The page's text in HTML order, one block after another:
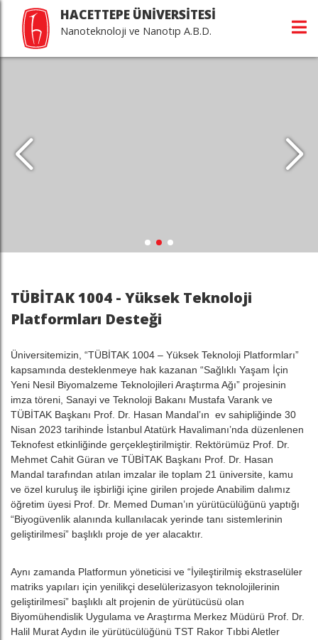
HACETTEPE ÜNİVERSİTESİ
Nanoteknoloji ve Nanotıp A.B.D.
TÜBİTAK 1004 - Yüksek Teknoloji
Platformları Desteği
Üniversitemizin, “TÜBİTAK 1004 – Yüksek Teknoloji Platformları”
kapsamında desteklenmeye hak kazanan “Sağlıklı Yaşam İçin
Yeni Nesil Biyomalzeme Teknolojileri Araştırma Ağı” projesinin
imza töreni, Sanayi ve Teknoloji Bakanı Mustafa Varank ve
TÜBİTAK Başkanı Prof. Dr. Hasan Mandal’ın ev sahipliğinde 30
Nisan 2023 tarihinde İstanbul Atatürk Havalimanı’nda düzenlenen
Teknofest etkinliğinde gerçekleştirilmiştir. Rektörümüz Prof. Dr.
Mehmet Cahit Güran ve TÜBİTAK Başkanı Prof. Dr. Hasan
Mandal tarafından atılan imzalar ile toplam 21 üniversite, kamu
ve özel kuruluş ile işbirliği içine girilen projede Anabilim dalımız
öğretim üyesi Prof. Dr. Memed Duman’ın yürütücülüğünü yaptığı
“Biyogüvenlik alanında kullanılacak yerinde tanı sistemlerinin
geliştirilmesi” başlıklı proje de yer alacaktır.
Aynı zamanda Platformun yöneticisi ve “İyileştirilmiş ekstraselüler
matriks yapıları için yenilikçi deselülerizasyon teknolojilerinin
geliştirilmesi” başlıklı alt projenin de yürütücüsü olan
Biyomühendislik Uygulama ve Araştırma Merkez Müdürü Prof. Dr.
Halil Murat Aydın ile yürütücülüğünü TST Rakor Tıbbi Aletler